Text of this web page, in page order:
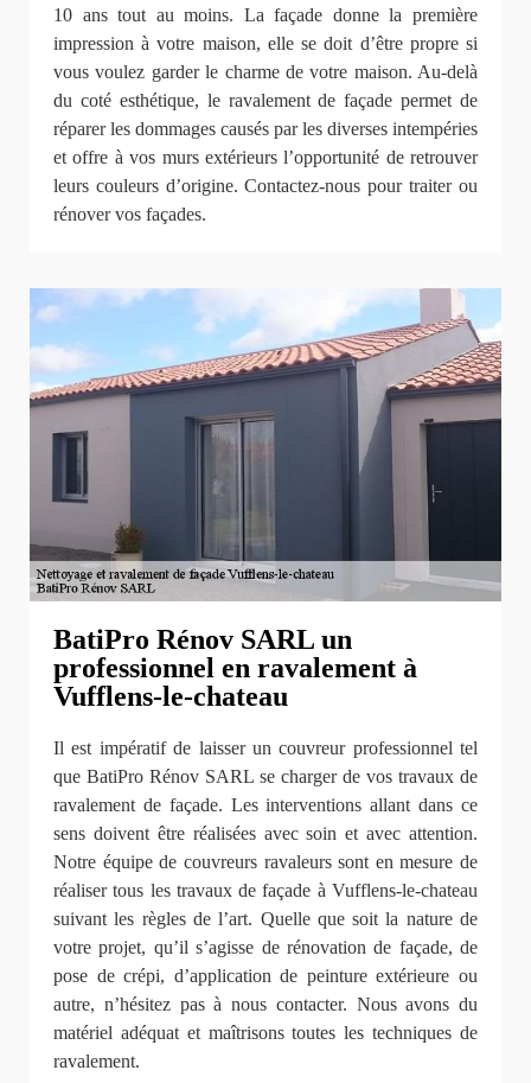
10 ans tout au moins. La façade donne la première
impression à votre maison, elle se doit d’être propre si
vous voulez garder le charme de votre maison. Au-delà
du coté esthétique, le ravalement de façade permet de
réparer les dommages causés par les diverses intempéries
et offre à vos murs extérieurs l’opportunité de retrouver
leurs couleurs d’origine. Contactez-nous pour traiter ou
rénover vos façades.
BatiPro Rénov SARL un
professionnel en ravalement à
Vufflens-le-chateau
Il est impératif de laisser un couvreur professionnel tel
que BatiPro Rénov SARL se charger de vos travaux de
ravalement de façade. Les interventions allant dans ce
sens doivent être réalisées avec soin et avec attention.
Notre équipe de couvreurs ravaleurs sont en mesure de
réaliser tous les travaux de façade à Vufflens-le-chateau
suivant les règles de l’art. Quelle que soit la nature de
votre projet, qu’il s’agisse de rénovation de façade, de
pose de crépi, d’application de peinture extérieure ou
autre, n’hésitez pas à nous contacter. Nous avons du
matériel adéquat et maîtrisons toutes les techniques de
ravalement.